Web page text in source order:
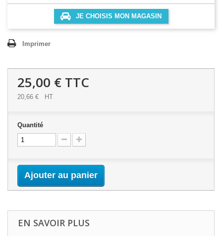
JE CHOISIS MON MAGASIN
Imprimer
25,00 € TTC
20,66 € HT
Quantité
Ajouter au panier
EN SAVOIR PLUS